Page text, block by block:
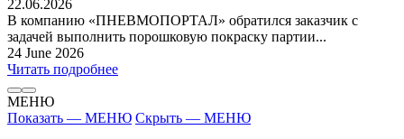
22.06.2026
В компанию «ПНЕВМОПОРТАЛ» обратился заказчик с
задачей выполнить порошковую покраску партии...
24 June 2026
Читать подробнее
МЕНЮ
Показать — МЕНЮ Скрыть — МЕНЮ